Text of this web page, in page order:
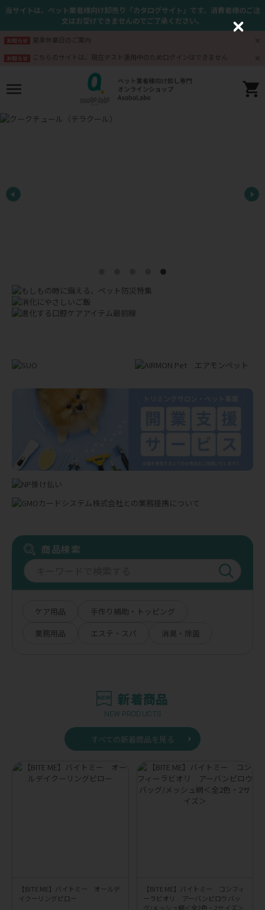
当サイトは、ペット業者様向け卸売り「カタログサイト」です。消費者様のご注
文はお受けできませんのでご了承ください。
お知らせ 夏季休業日のご案内
お知らせ こちらのサイトは、現在テスト運用中のためログインはできません
商品検索
ケア用品
手作り補助・トッピング
業務用品
エステ・スパ 消臭・除菌
新着商品
NEW PRODUCTS
すべての新着商品を見る
【BITE ME】バイトミー オールデ
イクーリングピロー
【BITE ME】バイトミー コンフィ
ーラビオリ アーバンピロウバッ
グ/メッシュ網＜全2色・2サイズ＞
C